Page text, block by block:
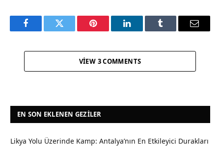
FacebookTwitter Pinterest LinkedInTumblr Email
VIEW 3 COMMENTS
EN SON EKLENEN GEZILER
Likya Yolu Üzerinde Kamp: Antalya’nın En Etkileyici Durakları